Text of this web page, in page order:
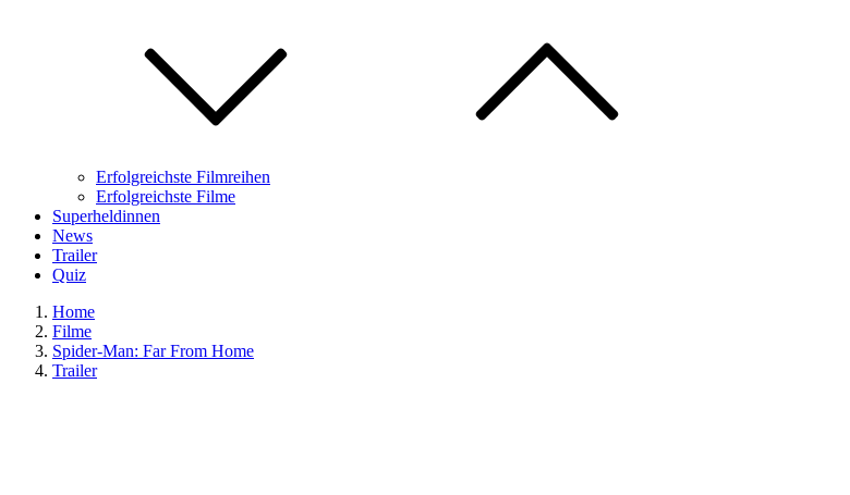
Erfolgreichste Filmreihen
Erfolgreichste Filme
Superheldinnen
News
Trailer
Quiz
Home
Filme
Spider-Man: Far From Home
Trailer